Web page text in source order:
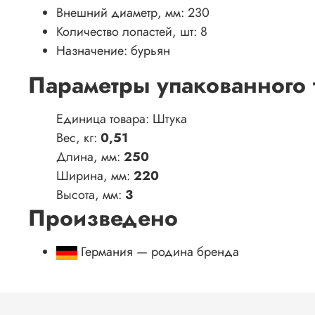
Внешний диаметр, мм: 230
Количество лопастей, шт: 8
Назначение: бурьян
Параметры упакованного
Единица товара: Штука
Вес, кг: 0,51
Длина, мм: 250
Ширина, мм: 220
Высота, мм: 3
Произведено
Германия — родина бренда